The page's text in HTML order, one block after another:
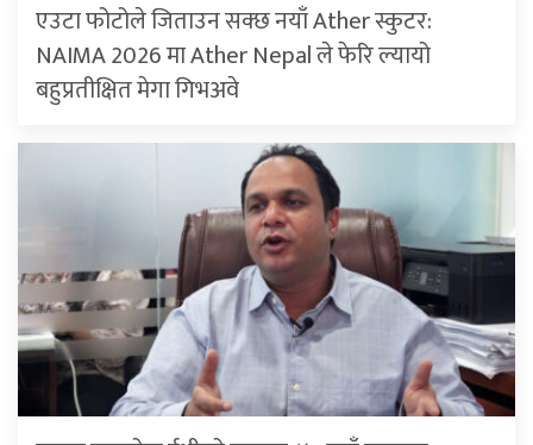
एउटा फोटोले जिताउन सक्छ नयाँ Ather स्कुटर:
NAIMA 2026 मा Ather Nepal ले फेरि ल्यायो
बहुप्रतीक्षित मेगा गिभअवे